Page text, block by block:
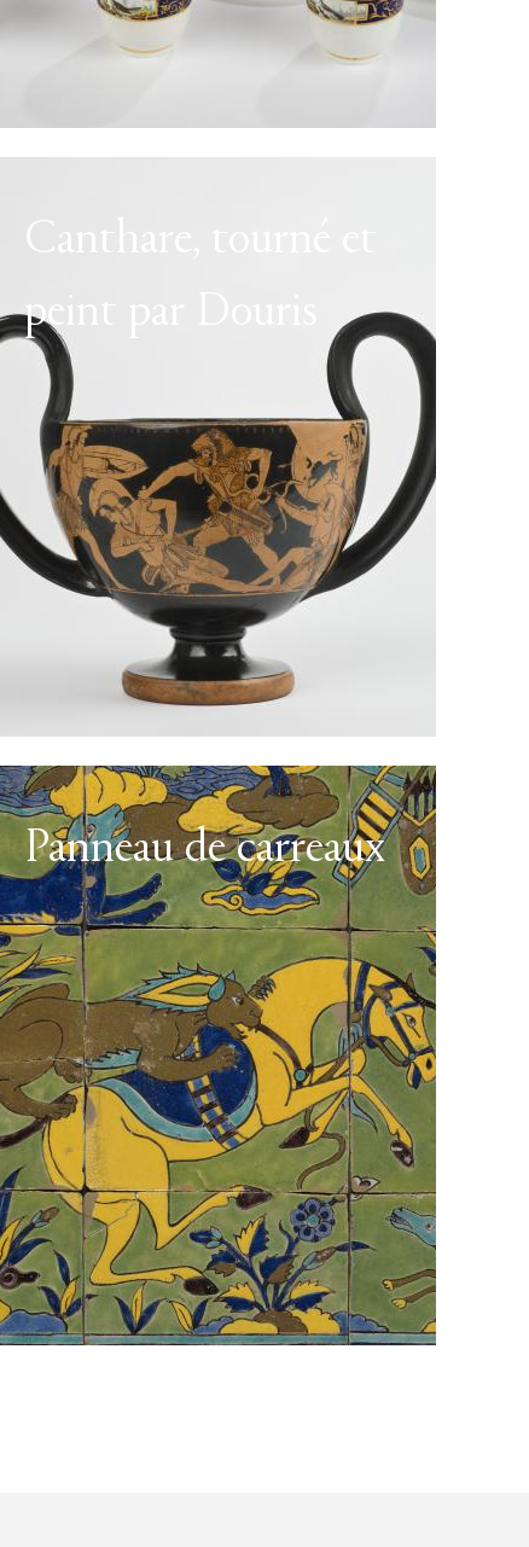
Canthare, tourné et
peint par Douris
Panneau de carreaux